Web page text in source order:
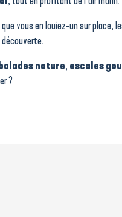
vous en louiez-un sur place,
nature, escales
?